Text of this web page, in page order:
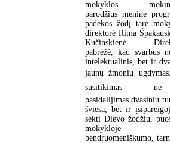
mokyklos
parodžius meninę
padėkos žodį tarė
direktorė Rima
Kučinskienė.
pabrėžė, kad svarbus
intelektualinis, bet ir
jaunų žmonių
susitikimas 
pasidalijimas dvasiniu
šviesa, bet ir
sekti Dievo žodžiu,
mokykloje
bendruomeniškumo,